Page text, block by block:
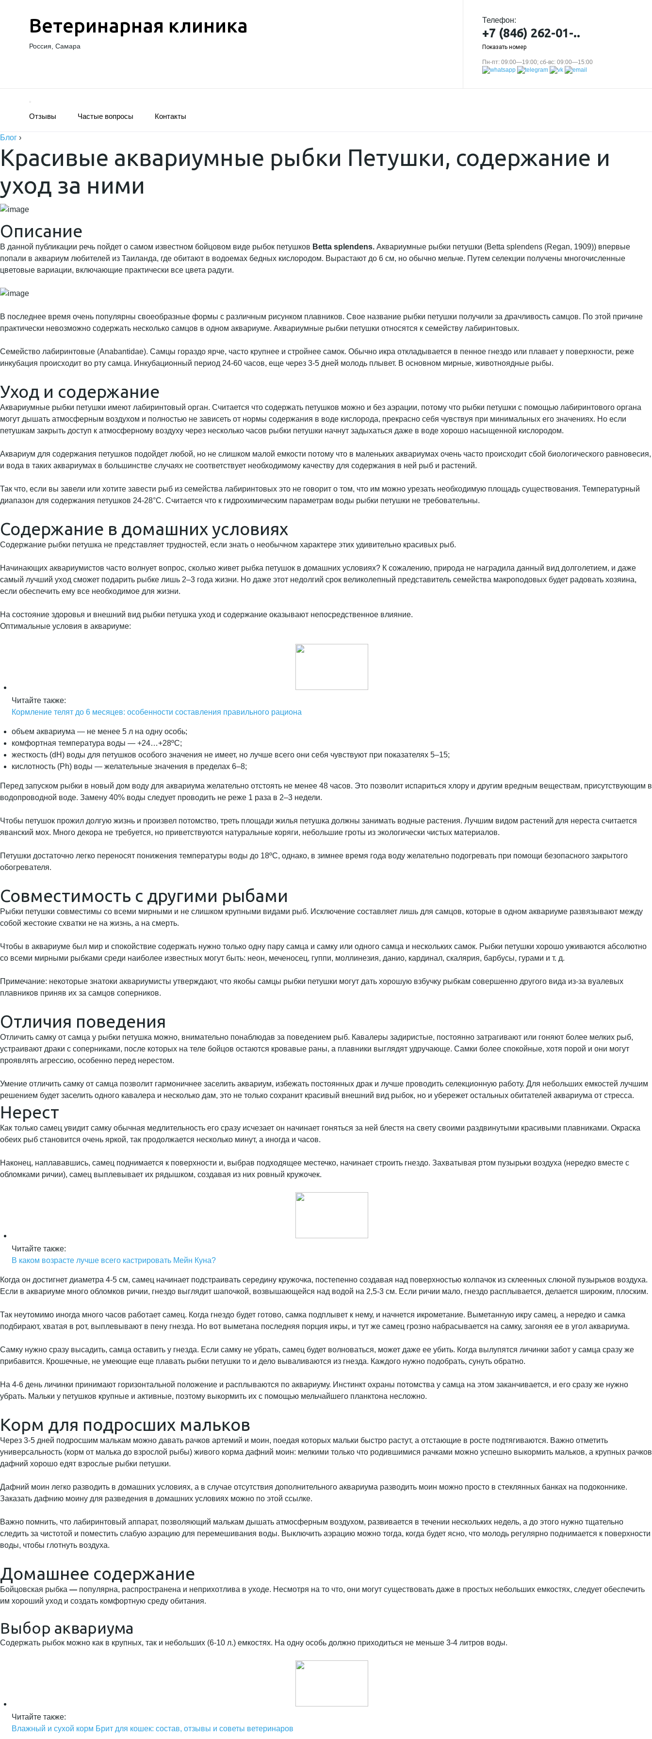
Ветеринарная клиника
Россия, Самара
Телефон:
+7 (846) 262-01-..
Показать номер
Пн-пт: 09:00—19:00; сб-вс: 09:00—15:00
Отзывы Частые вопросы Контакты
Блог ›
Красивые аквариумные рыбки Петушки, содержание и
уход за ними
Описание
В данной публикации речь пойдет о самом известном бойцовом виде рыбок петушков Betta splendens. Аквариумные рыбки петушки (Betta splendens (Regan, 1909)) впервые
попали в аквариум любителей из Таиланда, где обитают в водоемах бедных кислородом. Вырастают до 6 см, но обычно мельче. Путем селекции получены многочисленные
цветовые вариации, включающие практически все цвета радуги.
В последнее время очень популярны своеобразные формы с различным рисунком плавников. Свое название рыбки петушки получили за драчливость самцов. По этой причине
практически невозможно содержать несколько самцов в одном аквариуме. Аквариумные рыбки петушки относятся к семейству лабиринтовых.
Семейство лабиринтовые (Anabantidae). Самцы гораздо ярче, часто крупнее и стройнее самок. Обычно икра откладывается в пенное гнездо или плавает у поверхности, реже
инкубация происходит во рту самца. Инкубационный период 24-60 часов, еще через 3-5 дней молодь плывет. В основном мирные, животноядные рыбы.
Уход и содержание
Аквариумные рыбки петушки имеют лабиринтовый орган. Считается что содержать петушков можно и без аэрации, потому что рыбки петушки с помощью лабиринтового органа
могут дышать атмосферным воздухом и полностью не зависеть от нормы содержания в воде кислорода, прекрасно себя чувствуя при минимальных его значениях. Но если
петушкам закрыть доступ к атмосферному воздуху через несколько часов рыбки петушки начнут задыхаться даже в воде хорошо насыщенной кислородом.
Аквариум для содержания петушков подойдет любой, но не слишком малой емкости потому что в маленьких аквариумах очень часто происходит сбой биологического равновесия,
и вода в таких аквариумах в большинстве случаях не соответствует необходимому качеству для содержания в ней рыб и растений.
Так что, если вы завели или хотите завести рыб из семейства лабиринтовых это не говорит о том, что им можно урезать необходимую площадь существования. Температурный
диапазон для содержания петушков 24-28°C. Считается что к гидрохимическим параметрам воды рыбки петушки не требовательны.
Содержание в домашних условиях
Содержание рыбки петушка не представляет трудностей, если знать о необычном характере этих удивительно красивых рыб.
Начинающих аквариумистов часто волнует вопрос, сколько живет рыбка петушок в домашних условиях? К сожалению, природа не наградила данный вид долголетием, и даже
самый лучший уход сможет подарить рыбке лишь 2–3 года жизни. Но даже этот недолгий срок великолепный представитель семейства макроподовых будет радовать хозяина,
если обеспечить ему все необходимое для жизни.
На состояние здоровья и внешний вид рыбки петушка уход и содержание оказывают непосредственное влияние.
Оптимальные условия в аквариуме:
Читайте также:
Кормление телят до 6 месяцев: особенности составления правильного рациона
объем аквариума — не менее 5 л на одну особь;
комфортная температура воды — +24…+28ºС;
жесткость (dH) воды для петушков особого значения не имеет, но лучше всего они себя чувствуют при показателях 5–15;
кислотность (Ph) воды — желательные значения в пределах 6–8;
Перед запуском рыбки в новый дом воду для аквариума желательно отстоять не менее 48 часов. Это позволит испариться хлору и другим вредным веществам, присутствующим в
водопроводной воде. Замену 40% воды следует проводить не реже 1 раза в 2–3 недели.
Чтобы петушок прожил долгую жизнь и произвел потомство, треть площади жилья петушка должны занимать водные растения. Лучшим видом растений для нереста считается
яванский мох. Много декора не требуется, но приветствуются натуральные коряги, небольшие гроты из экологически чистых материалов.
Петушки достаточно легко переносят понижения температуры воды до 18ºС, однако, в зимнее время года воду желательно подогревать при помощи безопасного закрытого
обогревателя.
Совместимость с другими рыбами
Рыбки петушки совместимы со всеми мирными и не слишком крупными видами рыб. Исключение составляет лишь для самцов, которые в одном аквариуме развязывают между
собой жестокие схватки не на жизнь, а на смерть.
Чтобы в аквариуме был мир и спокойствие содержать нужно только одну пару самца и самку или одного самца и нескольких самок. Рыбки петушки хорошо уживаются абсолютно
со всеми мирными рыбками среди наиболее известных могут быть: неон, меченосец, гуппи, моллинезия, данио, кардинал, скалярия, барбусы, гурами и т. д.
Примечание: некоторые знатоки аквариумисты утверждают, что якобы самцы рыбки петушки могут дать хорошую взбучку рыбкам совершенно другого вида из-за вуалевых
плавников приняв их за самцов соперников.
Отличия поведения
Отличить самку от самца у рыбки петушка можно, внимательно понаблюдав за поведением рыб. Кавалеры задиристые, постоянно затрагивают или гоняют более мелких рыб,
устраивают драки с соперниками, после которых на теле бойцов остаются кровавые раны, а плавники выглядят удручающе. Самки более спокойные, хотя порой и они могут
проявлять агрессию, особенно перед нерестом.
Умение отличить самку от самца позволит гармоничнее заселить аквариум, избежать постоянных драк и лучше проводить селекционную работу. Для небольших емкостей лучшим
решением будет заселить одного кавалера и несколько дам, это не только сохранит красивый внешний вид рыбок, но и убережет остальных обитателей аквариума от стресса.
Нерест
Как только самец увидит самку обычная медлительность его сразу исчезает он начинает гоняться за ней блестя на свету своими раздвинутыми красивыми плавниками. Окраска
обеих рыб становится очень яркой, так продолжается несколько минут, а иногда и часов.
Наконец, наплававшись, самец поднимается к поверхности и, выбрав подходящее местечко, начинает строить гнездо. Захватывая ртом пузырьки воздуха (нередко вместе с
обломками ричии), самец выплевывает их рядышком, создавая из них ровный кружочек.
Читайте также:
В каком возрасте лучше всего кастрировать Мейн Куна?
Когда он достигнет диаметра 4-5 см, самец начинает подстраивать середину кружочка, постепенно создавая над поверхностью колпачок из склеенных слюной пузырьков воздуха.
Если в аквариуме много обломков ричии, гнездо выглядит шапочкой, возвышающейся над водой на 2,5-3 см. Если ричии мало, гнездо расплывается, делается широким, плоским.
Так неутомимо иногда много часов работает самец. Когда гнездо будет готово, самка подплывет к нему, и начнется икрометание. Выметанную икру самец, а нередко и самка
подбирают, хватая в рот, выплевывают в пену гнезда. Но вот выметана последняя порция икры, и тут же самец грозно набрасывается на самку, загоняя ее в угол аквариума.
Самку нужно сразу высадить, самца оставить у гнезда. Если самку не убрать, самец будет волноваться, может даже ее убить. Когда вылупятся личинки забот у самца сразу же
прибавится. Крошечные, не умеющие еще плавать рыбки петушки то и дело вываливаются из гнезда. Каждого нужно подобрать, сунуть обратно.
На 4-6 день личинки принимают горизонтальной положение и расплываются по аквариуму. Инстинкт охраны потомства у самца на этом заканчивается, и его сразу же нужно
убрать. Мальки у петушков крупные и активные, поэтому выкормить их с помощью мельчайшего планктона несложно.
Корм для подросших мальков
Через 3-5 дней подросшим малькам можно давать рачков артемий и моин, поедая которых мальки быстро растут, а отстающие в росте подтягиваются. Важно отметить
универсальность (корм от малька до взрослой рыбы) живого корма дафний моин: мелкими только что родившимися рачками можно успешно выкормить мальков, а крупных рачков
дафний хорошо едят взрослые рыбки петушки.
Дафний моин легко разводить в домашних условиях, а в случае отсутствия дополнительного аквариума разводить моин можно просто в стеклянных банках на подоконнике.
Заказать дафнию моину для разведения в домашних условиях можно по этой ссылке.
Важно помнить, что лабиринтовый аппарат, позволяющий малькам дышать атмосферным воздухом, развивается в течении нескольких недель, а до этого нужно тщательно
следить за чистотой и поместить слабую аэрацию для перемешивания воды. Выключить аэрацию можно тогда, когда будет ясно, что молодь регулярно поднимается к поверхности
воды, чтобы глотнуть воздуха.
Домашнее содержание
Бойцовская рыбка — популярна, распространена и неприхотлива в уходе. Несмотря на то что, они могут существовать даже в простых небольших емкостях, следует обеспечить
им хороший уход и создать комфортную среду обитания.
Выбор аквариума
Содержать рыбок можно как в крупных, так и небольших (6-10 л.) емкостях. На одну особь должно приходиться не меньше 3-4 литров воды.
Читайте также:
Влажный и сухой корм Брит для кошек: состав, отзывы и советы ветеринаров